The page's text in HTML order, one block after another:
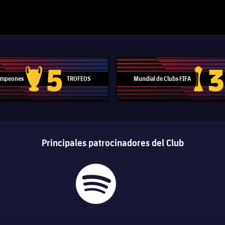
Trofeo de la Liga de Campeones
5 TROFEOS Mundial de Clubs FIFA
Trofeo3
Principales patrocinadores del Club